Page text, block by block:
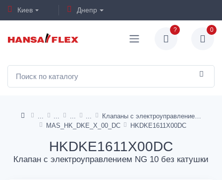
Киев Днепр
? 0
MAS_HK_DKE_X_00_DC
HKDKE1611X00DC
HKDKE1611X00DC
Клапан с электроуправлением NG 10 без катушки